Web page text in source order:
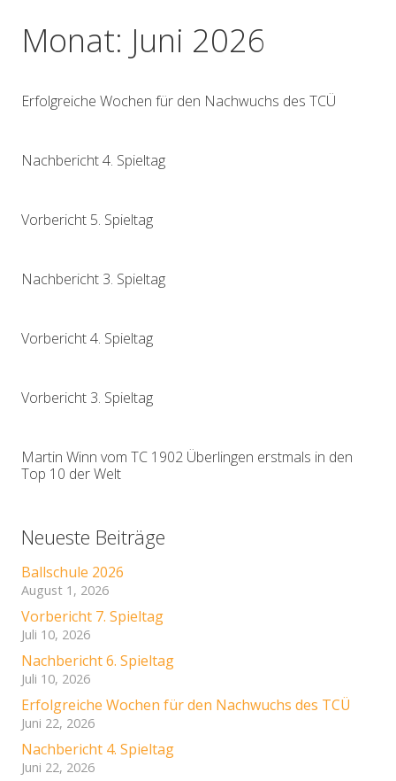
Monat: Juni 2026
Erfolgreiche Wochen für den Nachwuchs des TCÜ
Nachbericht 4. Spieltag
Vorbericht 5. Spieltag
Nachbericht 3. Spieltag
Vorbericht 4. Spieltag
Vorbericht 3. Spieltag
Martin Winn vom TC 1902 Überlingen erstmals in den
Top 10 der Welt
Neueste Beiträge
Ballschule 2026
August 1, 2026
Vorbericht 7. Spieltag
Juli 10, 2026
Nachbericht 6. Spieltag
Juli 10, 2026
Erfolgreiche Wochen für den Nachwuchs des TCÜ
Juni 22, 2026
Nachbericht 4. Spieltag
Juni 22, 2026